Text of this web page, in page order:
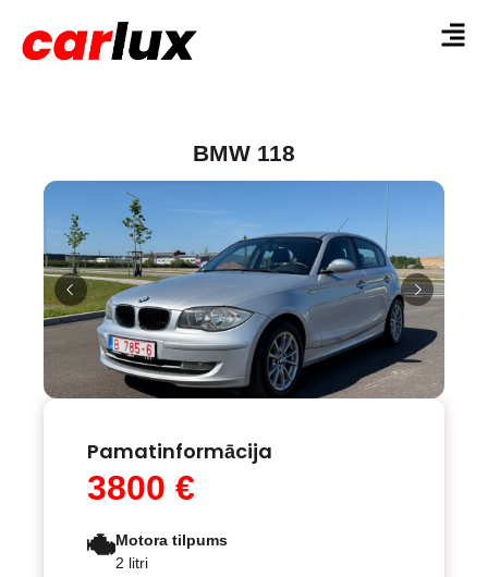
BMW 118
Pamatinformācija
3800 €
Motora tilpums
2 litri